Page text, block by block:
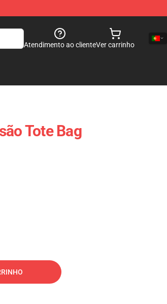
Atendimento ao clienteVer carrinho
Tote Bag